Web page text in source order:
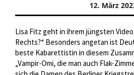
12. März
Lisa Fitz geht in ihrem jüngsten
Rechts?“ Besonders angetan ist
beste Kabarettistin in diesem
„Vampir-Omi, die man auch Flak-